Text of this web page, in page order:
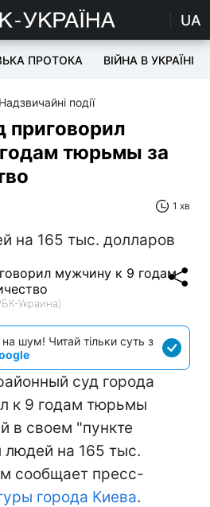
UA
ПРОТОКА ВІЙНА В УКРАЇНІ
Надзвичайні події
приговорил
тюрьмы за
1 хв
на 165 тыс. долларов
Украина)
шум! Читай тільки суть з
суд города
к 9 годам тюрьмы
в своем "пункте
на 165 тыс.
сообщает пресс-
города Киева.